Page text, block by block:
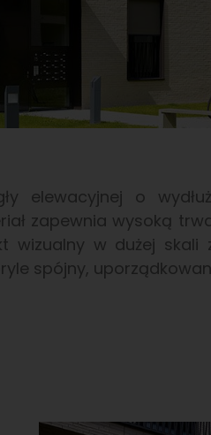
elewacyjnej o
zapewnia wysoką
w dużej skali
spójny,